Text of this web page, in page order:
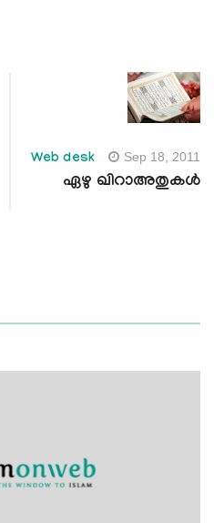
Web desk Sep 18, 2011
ഏഴു ഖിറാഅതുകള്‍